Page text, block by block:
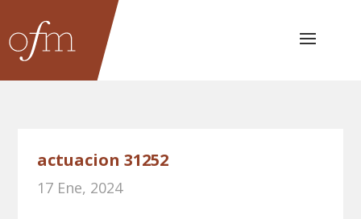
actuacion 31252
17 Ene, 2024